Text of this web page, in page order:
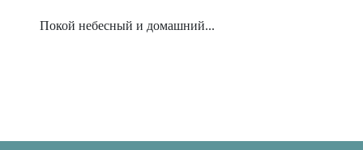
Покой небесный и домашний...